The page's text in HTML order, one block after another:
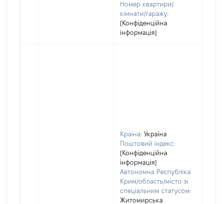
Номер квартири/
кімнати/гаражу:
[Конфіденційна
інформація]
Країна: Україна
Поштовий індекс:
[Конфіденційна
інформація]
Автономна Республіка
Крим/область/місто зі
спеціальним статусом:
Житомирська